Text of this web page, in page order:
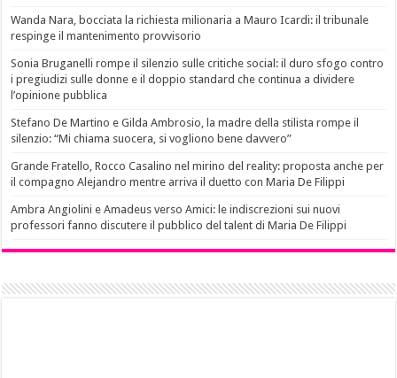
Wanda Nara, bocciata la richiesta milionaria a Mauro Icardi: il tribunale
respinge il mantenimento provvisorio
Sonia Bruganelli rompe il silenzio sulle critiche social: il duro sfogo contro
i pregiudizi sulle donne e il doppio standard che continua a dividere
l’opinione pubblica
Stefano De Martino e Gilda Ambrosio, la madre della stilista rompe il
silenzio: “Mi chiama suocera, si vogliono bene davvero”
Grande Fratello, Rocco Casalino nel mirino del reality: proposta anche per
il compagno Alejandro mentre arriva il duetto con Maria De Filippi
Ambra Angiolini e Amadeus verso Amici: le indiscrezioni sui nuovi
professori fanno discutere il pubblico del talent di Maria De Filippi